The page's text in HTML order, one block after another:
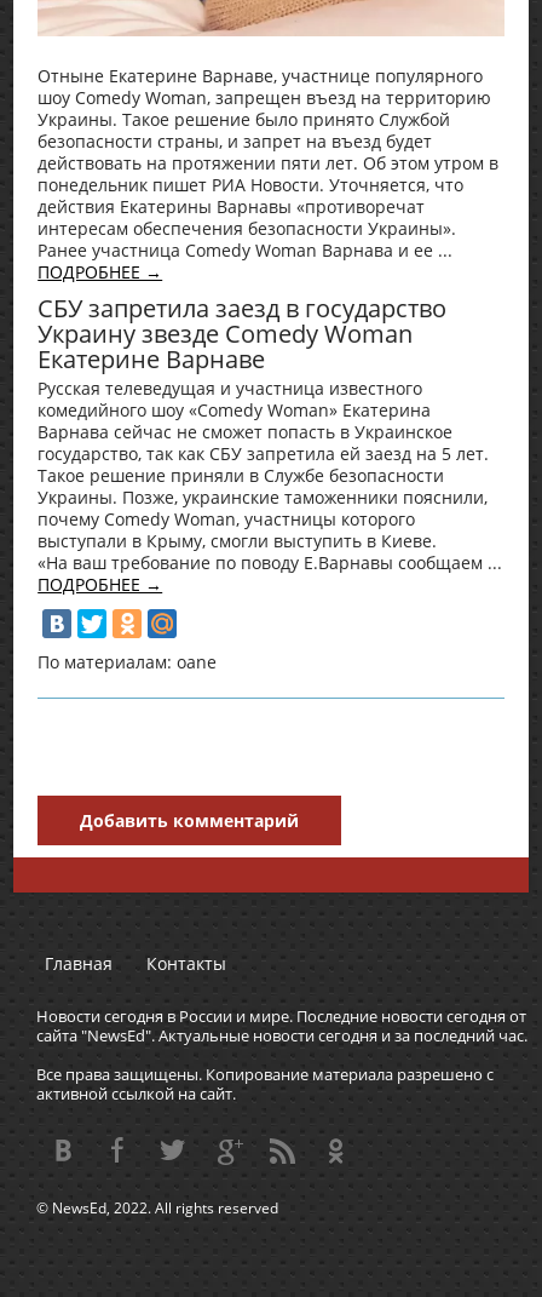
Отныне Екатерине Варнаве, участнице популярного
шоу Comedy Woman, запрещен въезд на территорию
Украины. Такое решение было принято Службой
безопасности страны, и запрет на въезд будет
действовать на протяжении пяти лет. Об этом утром в
понедельник пишет РИА Новости. Уточняется, что
действия Екатерины Варнавы «противоречат
интересам обеспечения безопасности Украины».
Ранее участница Comedy Woman Варнава и ее ...
ПОДРОБНЕЕ →
СБУ запретила заезд в государство
Украину звезде Comedy Woman
Екатерине Варнаве
Русская телеведущая и участница известного
комедийного шоу «Comedy Woman» Екатерина
Варнава сейчас не сможет попасть в Украинское
государство, так как СБУ запретила ей заезд на 5 лет.
Такое решение приняли в Службе безопасности
Украины. Позже, украинские таможенники пояснили,
почему Comedy Woman, участницы которого
выступали в Крыму, смогли выступить в Киеве.
«На ваш требование по поводу Е.Варнавы сообщаем ...
ПОДРОБНЕЕ →
По материалам: oane
Добавить комментарий
Главная Контакты
Новости сегодня в России и мире. Последние новости сегодня от
сайта "NewsEd". Актуальные новости сегодня и за последний час.
Все права защищены. Копирование материала разрешено с
активной ссылкой на сайт.
© NewsEd, 2022. All rights reserved